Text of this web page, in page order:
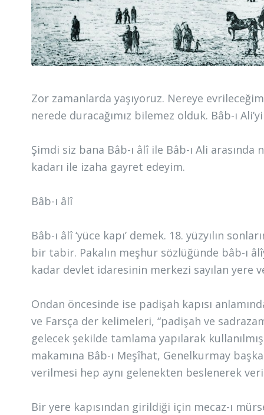
Zor zamanlarda yaşıyoruz. Nereye
nerede duracağımız bilemez olduk. Bâb-ı
Şimdi siz bana Bâb-ı âlî ile Bâb-ı Ali
kadarı ile izaha gayret edeyim.
Bâb-ı âlî
Bâb-ı âlî ‘yüce kapı’ demek. 18. yüzyılın
bir tabir. Pakalın meşhur sözlüğünde bâb-ı
kadar devlet idaresinin merkezi sayılan yere
Ondan öncesinde ise padişah kapısı
ve Farsça der kelimeleri, “padişah ve
gelecek şekilde tamlama yapılarak
makamına Bâb-ı Meşîhat, Genelkurmay
verilmesi hep aynı gelenekten beslenerek
Bir yere kapısından girildiği için mecaz-ı